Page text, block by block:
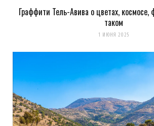
Граффити Тель-Авива о цветах, космосе,
таком
1 ИЮНЯ 2025